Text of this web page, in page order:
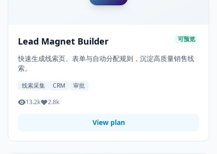
Lead Magnet Builder 可预览
快速生成线索页、表单与自动分配规则，沉淀高质量销售线
索。
线索采集 CRM
审批
13.2k
2.8k
View plan